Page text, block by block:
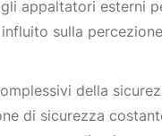
appaltatori esterni
sulla
della
di sicurezza